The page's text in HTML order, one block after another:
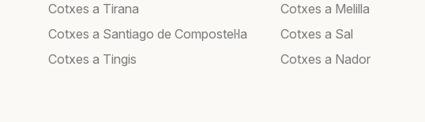
Cotxes a Tirana
Cotxes a Santiago de Compostel·la
Cotxes a Tingis
Cotxes a Melilla
Cotxes a Sal
Cotxes a Nador